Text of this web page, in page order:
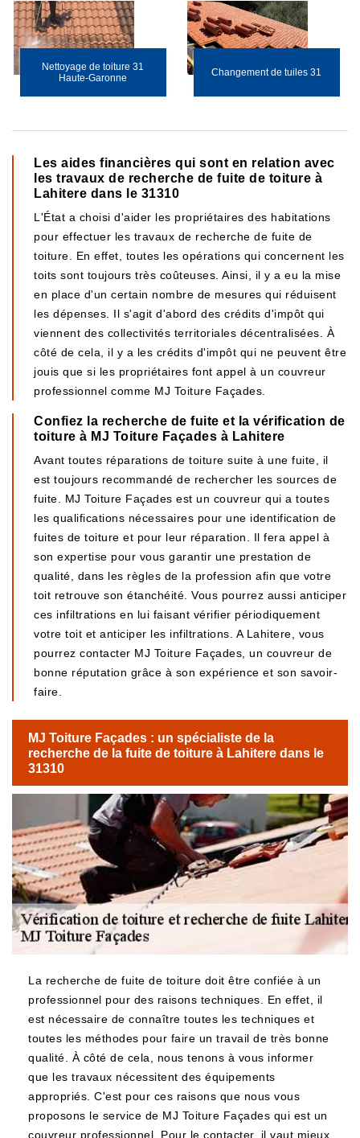
Nettoyage de toiture 31
Haute-Garonne
Changement de tuiles 31
Les aides financières qui sont en relation avec
les travaux de recherche de fuite de toiture à
Lahitere dans le 31310
L'État a choisi d'aider les propriétaires des habitations
pour effectuer les travaux de recherche de fuite de
toiture. En effet, toutes les opérations qui concernent les
toits sont toujours très coûteuses. Ainsi, il y a eu la mise
en place d'un certain nombre de mesures qui réduisent
les dépenses. Il s'agit d'abord des crédits d'impôt qui
viennent des collectivités territoriales décentralisées. À
côté de cela, il y a les crédits d'impôt qui ne peuvent être
jouis que si les propriétaires font appel à un couvreur
professionnel comme MJ Toiture Façades.
Confiez la recherche de fuite et la vérification de
toiture à MJ Toiture Façades à Lahitere
Avant toutes réparations de toiture suite à une fuite, il
est toujours recommandé de rechercher les sources de
fuite. MJ Toiture Façades est un couvreur qui a toutes
les qualifications nécessaires pour une identification de
fuites de toiture et pour leur réparation. Il fera appel à
son expertise pour vous garantir une prestation de
qualité, dans les règles de la profession afin que votre
toit retrouve son étanchéité. Vous pourrez aussi anticiper
ces infiltrations en lui faisant vérifier périodiquement
votre toit et anticiper les infiltrations. A Lahitere, vous
pourrez contacter MJ Toiture Façades, un couvreur de
bonne réputation grâce à son expérience et son savoir-
faire.
MJ Toiture Façades : un spécialiste de la
recherche de la fuite de toiture à Lahitere dans le
31310
La recherche de fuite de toiture doit être confiée à un
professionnel pour des raisons techniques. En effet, il
est nécessaire de connaître toutes les techniques et
toutes les méthodes pour faire un travail de très bonne
qualité. À côté de cela, nous tenons à vous informer
que les travaux nécessitent des équipements
appropriés. C'est pour ces raisons que nous vous
proposons le service de MJ Toiture Façades qui est un
couvreur professionnel. Pour le contacter, il vaut mieux